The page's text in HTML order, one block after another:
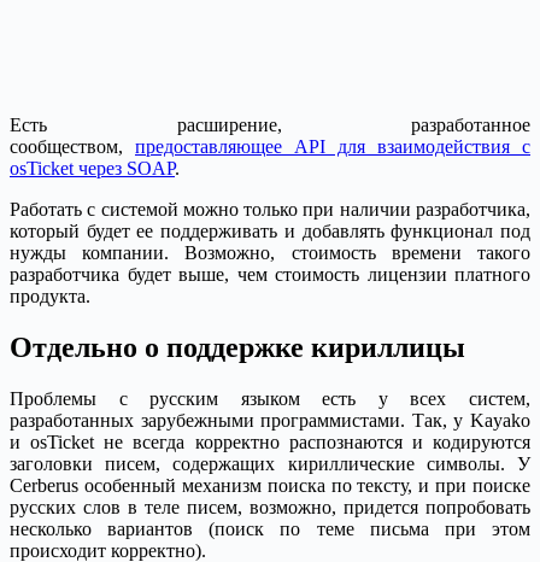
Есть расширение, разработанное
сообществом, предоставляющее API для взаимодействия с
osTicket через SOAP.
Работать с системой можно только при наличии разработчика,
который будет ее поддерживать и добавлять функционал под
нужды компании. Возможно, стоимость времени такого
разработчика будет выше, чем стоимость лицензии платного
продукта.
Отдельно о поддержке кириллицы
Проблемы с русским языком есть у всех систем,
разработанных зарубежными программистами. Так, у Kayako
и osTicket не всегда корректно распознаются и кодируются
заголовки писем, содержащих кириллические символы. У
Cerberus особенный механизм поиска по тексту, и при поиске
русских слов в теле писем, возможно, придется попробовать
несколько вариантов (поиск по теме письма при этом
происходит корректно).